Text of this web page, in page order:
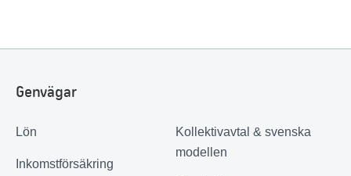
Genvägar
Lön
Inkomstförsäkring
Kollektivavtal & svenska
modellen